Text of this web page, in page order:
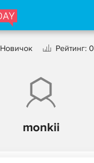
Новичок Рейтинг: 0
monkii